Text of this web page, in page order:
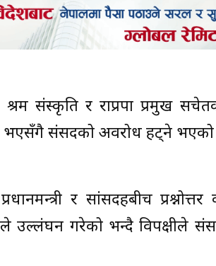
संस्कृति र राप्रपा प्रमुख
संसदको अवरोध हट्ने भएको
र सांसदहरुबीच
उल्लंघन गरेको भन्दै विपक्षीले